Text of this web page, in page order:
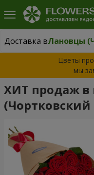
Доставка в
Доставка вЛановцы
Цветы
мы
ХИТ продаж в
(Чортковский